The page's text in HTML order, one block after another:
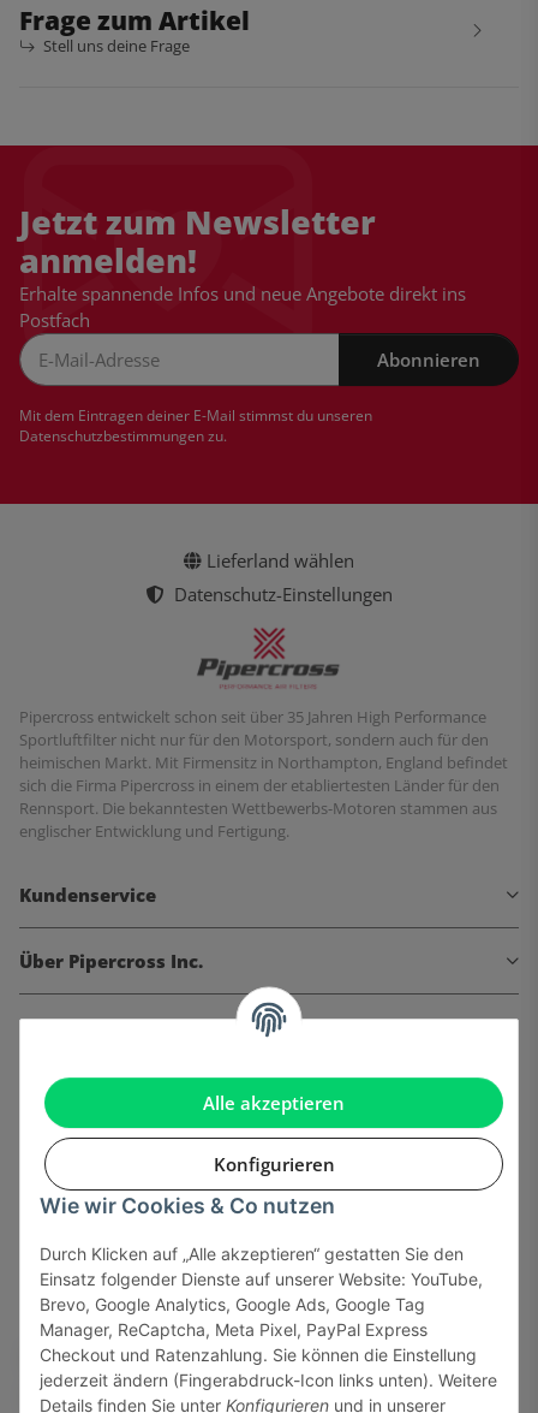
Alle akzeptieren
Konfigurieren
Wie wir Cookies & Co nutzen
Durch Klicken auf „Alle akzeptieren“ gestatten Sie den
Einsatz folgender Dienste auf unserer Website: YouTube,
Brevo, Google Analytics, Google Ads, Google Tag
Manager, ReCaptcha, Meta Pixel, PayPal Express
Checkout und Ratenzahlung. Sie können die Einstellung
jederzeit ändern (Fingerabdruck-Icon links unten). Weitere
Details finden Sie unter Konfigurieren und in unserer
Frage zum Artikel
Stell uns deine Frage
Jetzt zum Newsletter
anmelden!
Erhalte spannende Infos und neue Angebote direkt ins
Postfach
Abonnieren
Mit dem Eintragen deiner E-Mail stimmst du unseren
Datenschutzbestimmungenzu.
Lieferland wählen
Datenschutz-Einstellungen
Pipercross entwickelt schon seit über 35 Jahren High Performance
Sportluftfilter nicht nur für den Motorsport, sondern auch für den
heimischen Markt. Mit Firmensitz in Northampton, England befindet
sich die Firma Pipercross in einem der etabliertesten Länder für den
Rennsport. Die bekanntesten Wettbewerbs-Motoren stammen aus
englischer Entwicklung und Fertigung.
Kundenservice
Über Pipercross Inc.
Informationen
Gesetzliche Informationen
Sicher bezahlen via: